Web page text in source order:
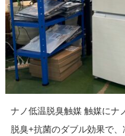
ナノ低温脱臭触媒 触媒にナ
脱臭+抗菌のダブル効果で